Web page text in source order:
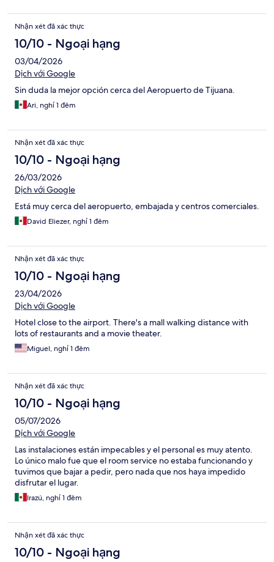
Nhận xét đã xác thực
10/10 - Ngoại hạng
03/04/2026
Dịch với Google
Sin duda la mejor opción cerca del Aeropuerto de Tijuana.
Ari, nghỉ 1 đêm
Nhận xét đã xác thực
10/10 - Ngoại hạng
26/03/2026
Dịch với Google
Está muy cerca del aeropuerto, embajada y centros comerciales.
David Eliezer, nghỉ 1 đêm
Nhận xét đã xác thực
10/10 - Ngoại hạng
23/04/2026
Dịch với Google
Hotel close to the airport. There's a mall walking distance with
lots of restaurants and a movie theater.
Miguel, nghỉ 1 đêm
Nhận xét đã xác thực
10/10 - Ngoại hạng
05/07/2026
Dịch với Google
Las instalaciones están impecables y el personal es muy atento.
Lo único malo fue que el room service no estaba funcionando y
tuvimos que bajar a pedir, pero nada que nos haya impedido
disfrutar el lugar.
Irazú, nghỉ 1 đêm
Nhận xét đã xác thực
10/10 - Ngoại hạng